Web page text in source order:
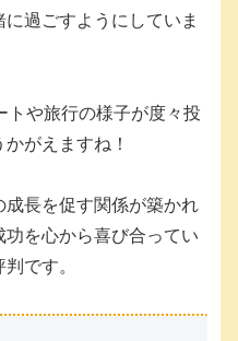
過ごすようにしていま
トや旅行の様子が度々投
かがえますね！
長を促す関係が築かれ
を心から喜び合ってい
です。